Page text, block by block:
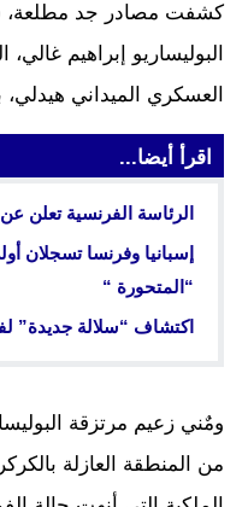
كشفت مصادر جد مطلعة،
البوليساريو إبراهيم
العسكري الميداني
اقرأ أيضا...
الرئاسة الفرنسية تعلن
إسبانيا وفرنسا تسجلان
“المتحورة “
اكتشاف “سلالة جديدة”
ومٌني زعيم مرتزقة
من المنطقة العازلة